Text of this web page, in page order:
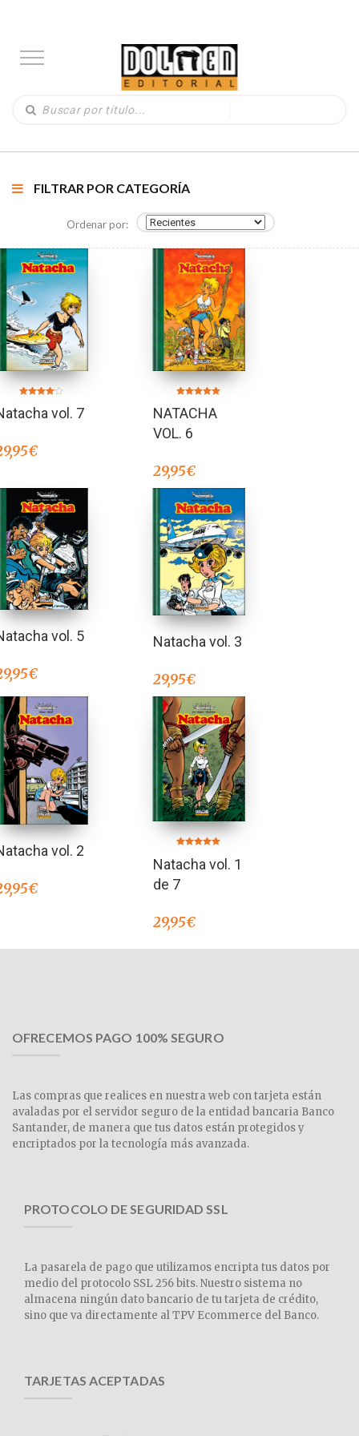
FILTRAR POR CATEGORÍA
Ordenar por:
en
4.00
vol. 7
€
5.00
de 5
NATACHA
VOL. 6
29,95€
vol. 5
€
Natacha vol. 3
29,95€
vol. 2
€
5.00
de 5
Natacha vol. 1
de 7
29,95€
OFRECEMOS PAGO 100% SEGURO
Las compras que realices en nuestra web con tarjeta están
avaladas por el servidor seguro de la entidad bancaria Banco
Santander, de manera que tus datos están protegidos y
encriptados por la tecnología más avanzada.
PROTOCOLO DE SEGURIDAD SSL
La pasarela de pago que utilizamos encripta tus datos por
medio del protocolo SSL 256 bits. Nuestro sistema no
almacena ningún dato bancario de tu tarjeta de crédito,
sino que va directamente al TPV Ecommerce del Banco.
TARJETAS ACEPTADAS